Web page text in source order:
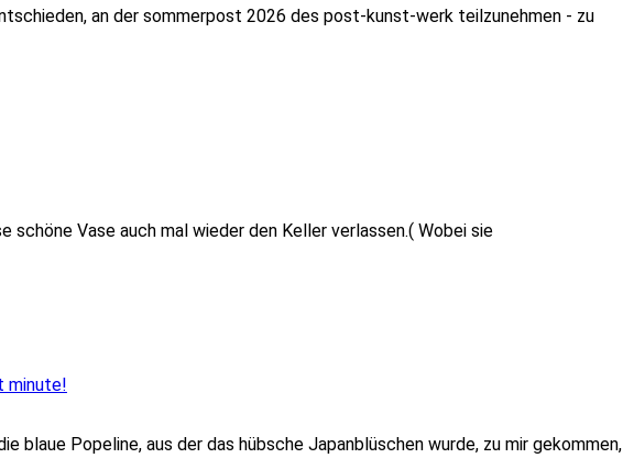
an der sommerpost 2026 des post-kunst-werk teilzunehmen - zu
Vase auch mal wieder den Keller verlassen.( Wobei sie
minute!
blaue Popeline, aus der das hübsche Japanblüschen wurde, zu mir gekommen,